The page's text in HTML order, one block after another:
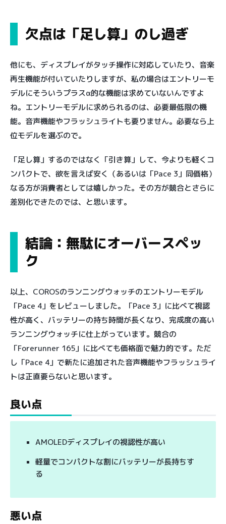
欠点は「足し算」のし過ぎ
他にも、ディスプレイがタッチ操作に対応していたり、音楽
再生機能が付いていたりしますが、私の場合はエントリーモ
デルにそういうプラスα的な機能は求めていないんですよ
ね。エントリーモデルに求められるのは、必要最低限の機
能。音声機能やフラッシュライトも要りません。必要なら上
位モデルを選ぶので。
「足し算」するのではなく「引き算」して、今よりも軽くコ
ンパクトで、欲を言えば安く（あるいは「Pace 3」同価格）
なる方が消費者としては嬉しかった。その方が競合とさらに
差別化できたのでは、と思います。
結論：無駄にオーバースペッ
ク
以上、COROSのランニングウォッチのエントリーモデル
「Pace 4」をレビューしました。「Pace 3」に比べて視認
性が高く、バッテリーの持ち時間が長くなり、完成度の高い
ランニングウォッチに仕上がっています。競合の
「Forerunner 165」に比べても価格面で魅力的です。ただ
し「Pace 4」で新たに追加された音声機能やフラッシュライ
トは正直要らないと思います。
良い点
AMOLEDディスプレイの視認性が高い
軽量でコンパクトな割にバッテリーが長持ちす
る
悪い点